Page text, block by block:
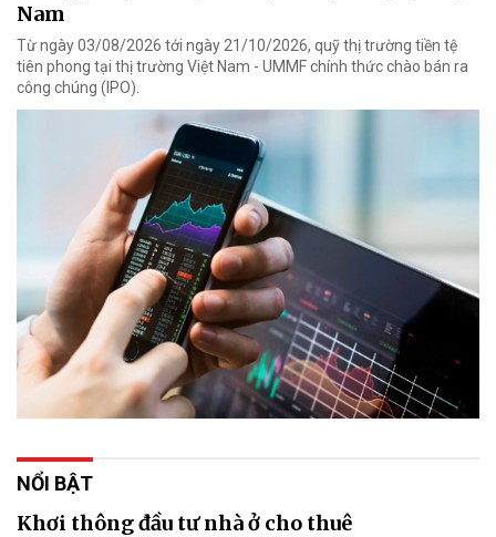
Nam
Từ ngày 03/08/2026 tới ngày 21/10/2026, quỹ thị trường tiền tệ
tiên phong tại thị trường Việt Nam - UMMF chính thức chào bán ra
công chúng (IPO).
NỔI BẬT
Khơi thông đầu tư nhà ở cho thuê